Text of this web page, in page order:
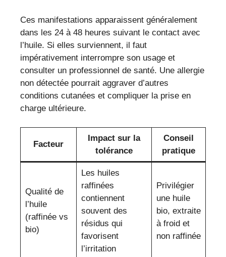
Ces manifestations apparaissent généralement
dans les 24 à 48 heures suivant le contact avec
l’huile. Si elles surviennent, il faut
impérativement interrompre son usage et
consulter un professionnel de santé. Une allergie
non détectée pourrait aggraver d’autres
conditions cutanées et compliquer la prise en
charge ultérieure.
Facteur
Impact sur la
tolérance
Conseil
pratique
Qualité de
l’huile
(raffinée vs
bio)
Les huiles
raffinées
contiennent
souvent des
résidus qui
favorisent
l’irritation
Privilégier
une huile
bio, extraite
à froid et
non raffinée